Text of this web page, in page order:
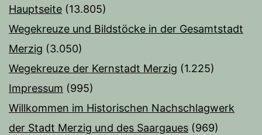
Hauptseite (13.805)
Wegekreuze und Bildstöcke in der Gesamtstadt
Merzig (3.050)
Wegekreuze der Kernstadt Merzig (1.225)
Impressum (995)
Willkommen im Historischen Nachschlagwerk
der Stadt Merzig und des Saargaues (969)